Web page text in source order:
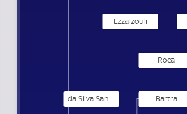
Bartra
da Silva Santos
Roca
Ezzalzouli